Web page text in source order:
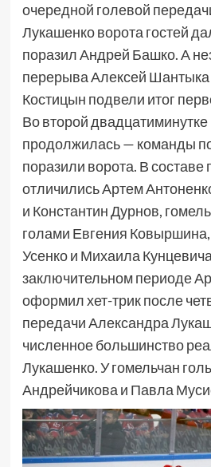
очередной голевой
Лукашенко ворота гостей
поразил Андрей Башко. А
перерыва Алексей
Костицын подвели итог
Во второй
продолжилась — команды
поразили ворота. В составе
отличились Артем
и Константин Дурнов,
голами Евгения
Усенко и Михаила
заключительном периоде
оформил хет-трик после
передачи Александра
численное большинство
Лукашенко. У гомельчан
Андрейчикова и Павла